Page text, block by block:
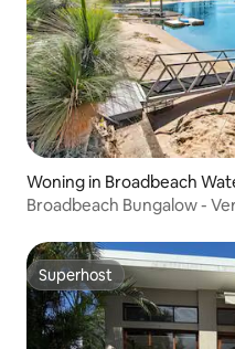
Woning in Broadbeach
Broadbeach Bungalow -
Superhost
Superhost